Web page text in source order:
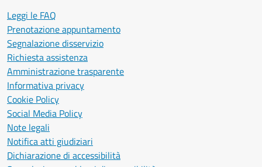
Leggi le FAQ
Prenotazione appuntamento
Segnalazione disservizio
Richiesta assistenza
Amministrazione trasparente
Informativa privacy
Cookie Policy
Social Media Policy
Note legali
Notifica atti giudiziari
Dichiarazione di accessibilità